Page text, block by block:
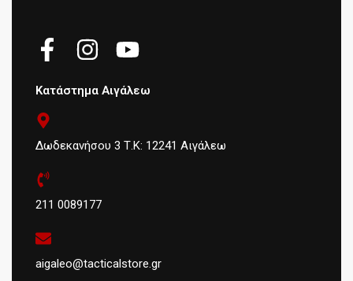
Κατάστημα Αιγάλεω
Δωδεκανήσου 3 Τ.Κ: 12241 Αιγάλεω
211 0089177
aigaleo@tacticalstore.gr